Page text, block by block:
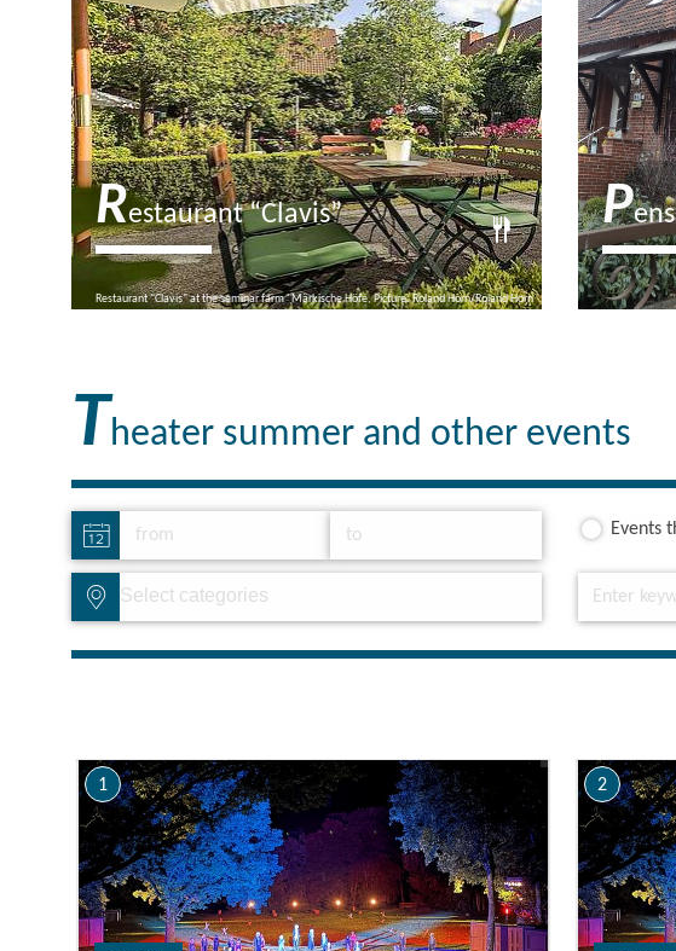
Restaurant “Clavis”
In the "Clavis" restaurant, guests are spoilt with
culinary delights from upscale German cuisine and,
Restaurant "Clavis" at the seminar farm "Märkische Höfe, Picture: Roland Horn/Roland Horn
P
idyllic
Theater summer and other events
Events
Events for which tickets can be ordered only
1 2